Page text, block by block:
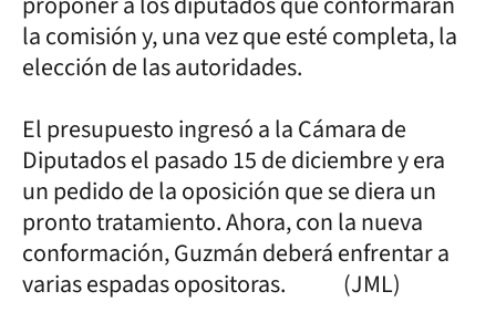
la comisión y, una vez que esté completa, la
elección de las autoridades.
El presupuesto ingresó a la Cámara de
Diputados el pasado 15 de diciembre y era
un pedido de la oposición que se diera un
pronto tratamiento. Ahora, con la nueva
conformación, Guzmán deberá enfrentar a
varias espadas opositoras. (JML)